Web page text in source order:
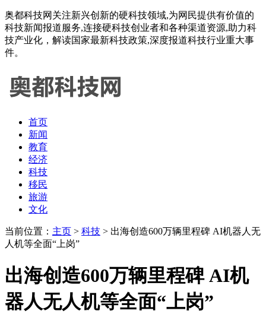
奥都科技网关注新兴创新的硬科技领域,为网民提供有价值的
科技新闻报道服务,连接硬科技创业者和各种渠道资源,助力科
技产业化，解读国家最新科技政策,深度报道科技行业重大事
件。
首页
新闻
教育
经济
科技
移民
旅游
文化
当前位置： 主页 > 科技 > 出海创造600万辆里程碑 AI机器人无
人机等全面“上岗”
出海创造600万辆里程碑 AI机
器人无人机等全面“上岗”